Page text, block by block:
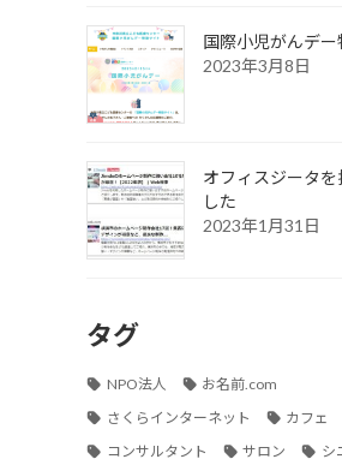
国際小児がんデー
2023年3月8日
オフィスジータ
した
2023年1月31日
タグ
NPO法人
お名前.com
さくらインターネット
カフェ
コンサルタント
サロン
シ